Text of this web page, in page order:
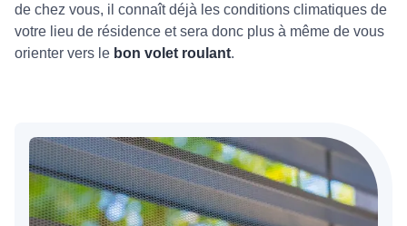
de chez vous, il connaît déjà les conditions climatiques de
votre lieu de résidence et sera donc plus à même de vous
orienter vers le bon volet roulant.